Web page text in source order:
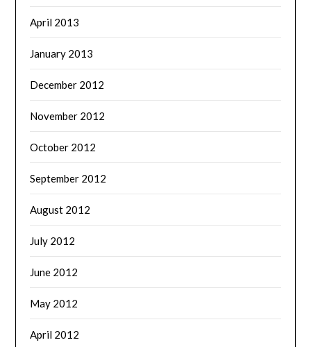
April 2013
January 2013
December 2012
November 2012
October 2012
September 2012
August 2012
July 2012
June 2012
May 2012
April 2012